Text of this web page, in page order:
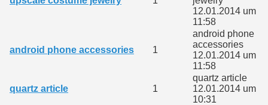
12.01.2014 um
11:58
android phone accessories 1
android phone
accessories
12.01.2014 um
11:58
quartz article 1
quartz article
12.01.2014 um
10:31